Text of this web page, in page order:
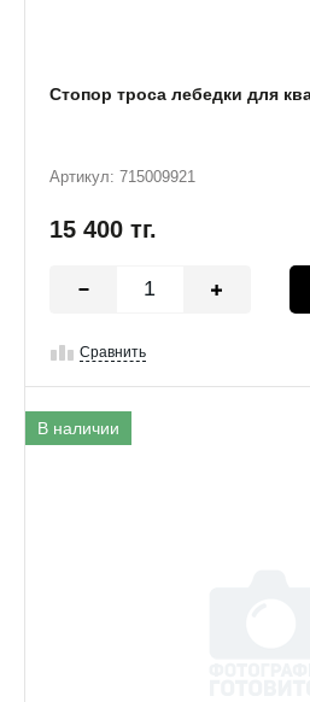
Стопор троса лебедки для
Артикул: 715009921
15 400 тг.
Сравнить
В наличии